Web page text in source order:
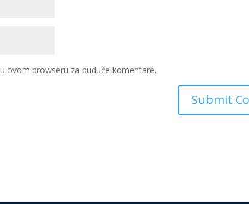
ovom browseru za buduće komentare.